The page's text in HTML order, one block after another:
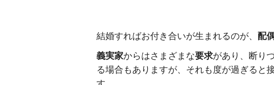
結婚すればお付き合いが生まれるのが、 配
義実家からはさまざまな要求があり、断り
る場合もありますが、それも度が過ぎると